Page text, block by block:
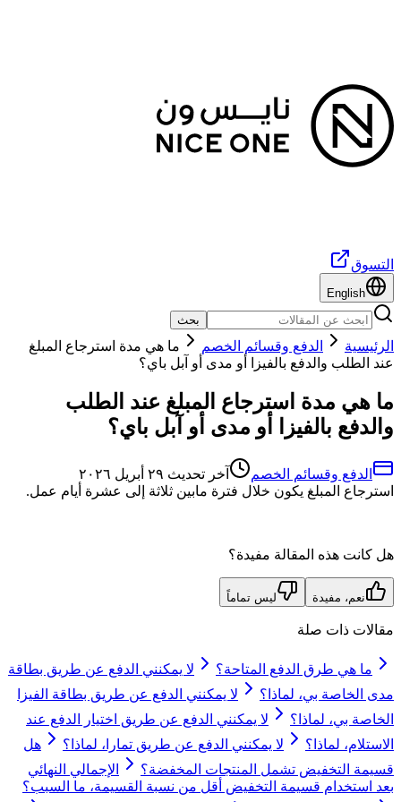
التسوق
English
بحث
الرئيسية الدفع وقسائم الخصم
ما هي مدة استرجاع المبلغ
عند الطلب والدفع بالفيزا أو مدى أو آبل باي؟
ما هي مدة استرجاع المبلغ عند الطلب
والدفع بالفيزا أو مدى أو آبل باي؟
الدفع وقسائم الخصم آخر تحديث ٢٩ أبريل ٢٠٢٦
استرجاع المبلغ يكون خلال فترة مابين ثلاثة إلى عشرة أيام عمل.
هل كانت هذه المقالة مفيدة؟
نعم، مفيدة ليس تماماً
مقالات ذات صلة
ما هي طرق الدفع المتاحة؟
لا يمكنني الدفع عن طريق بطاقة
مدى الخاصة بي، لماذا؟
لا يمكنني الدفع عن طريق بطاقة الفيزا
الخاصة بي، لماذا؟
لا يمكنني الدفع عن طريق اختيار الدفع عند
الاستلام، لماذا؟
لا يمكنني الدفع عن طريق تمارا، لماذا؟
هل
قسيمة التخفيض تشمل المنتجات المخفضة؟
الإجمالي النهائي
بعد استخدام قسيمة التخفيض أقل من نسبة القسيمة، ما السبب؟